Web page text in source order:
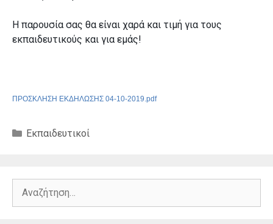
Η παρουσία σας θα είναι χαρά και τιμή για τους
εκπαιδευτικούς και για εμάς!
ΠΡΟΣΚΛΗΣΗ ΕΚΔΗΛΩΣΗΣ 04-10-2019.pdf
Κατηγορίες
Εκπαιδευτικοί
Αναζήτηση